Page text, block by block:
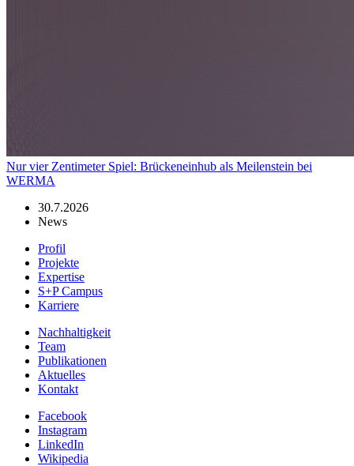
Nur vier Zentimeter Spiel: Brückeneinhub als Meilenstein bei
WERMA
30.7.2026
News
Profil
Projekte
Expertise
S+P Campus
Karriere
Nachhaltigkeit
Team
Publikationen
Aktuelles
Kontakt
Facebook
Instagram
LinkedIn
Wikipedia